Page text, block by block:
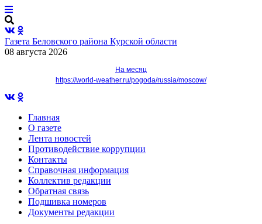
Газета Беловского района Курской области
08 августа 2026
На месяц
https://world-weather.ru/pogoda/russia/moscow/
Главная
О газете
Лента новостей
Противодействие коррупции
Контакты
Справочная информация
Коллектив редакции
Обратная связь
Подшивка номеров
Документы редакции